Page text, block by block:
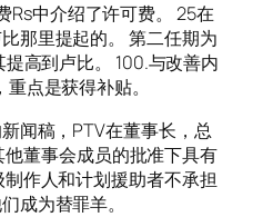
Rs中介绍了许可费。 25在
那里提起的。 第二任期为
高到卢比。 100.与改善内
点是获得补贴。
闻稿，PTV在董事长，总
董事会成员的批准下具有
作人和计划援助者不承担
成为替罪羊。